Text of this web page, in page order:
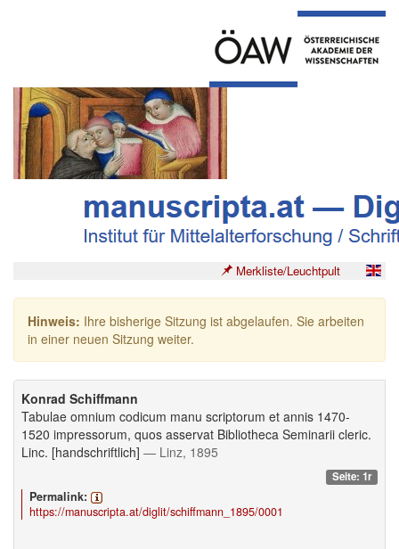
Merkliste/Leuchtpult
Hinweis: Ihre bisherige Sitzung ist abgelaufen. Sie arbeiten
in einer neuen Sitzung weiter.
Konrad Schiffmann
Tabulae omnium codicum manu scriptorum et annis 1470-
1520 impressorum, quos asservat Bibliotheca Seminarii cleric.
Linc. [handschriftlich] — Linz, 1895
Seite: 1r
Permalink:
https://manuscripta.at/diglit/schiffmann_1895/0001